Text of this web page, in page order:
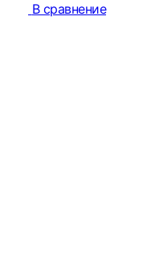
В сравнение